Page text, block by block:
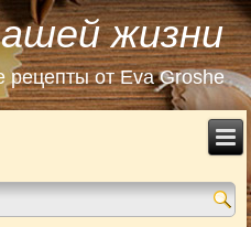
жизни
от Eva Groshe